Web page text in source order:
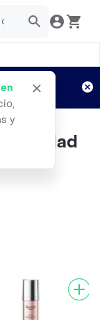
y
TyC
Edad